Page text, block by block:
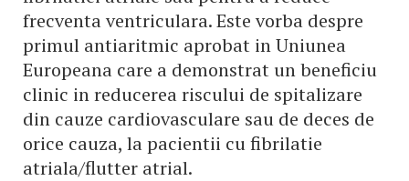
frecventa ventriculara. Este vorba despre
primul antiaritmic aprobat in Uniunea
Europeana care a demonstrat un beneficiu
clinic in reducerea riscului de spitalizare
din cauze cardiovasculare sau de deces de
orice cauza, la pacientii cu fibrilatie
atriala/flutter atrial.